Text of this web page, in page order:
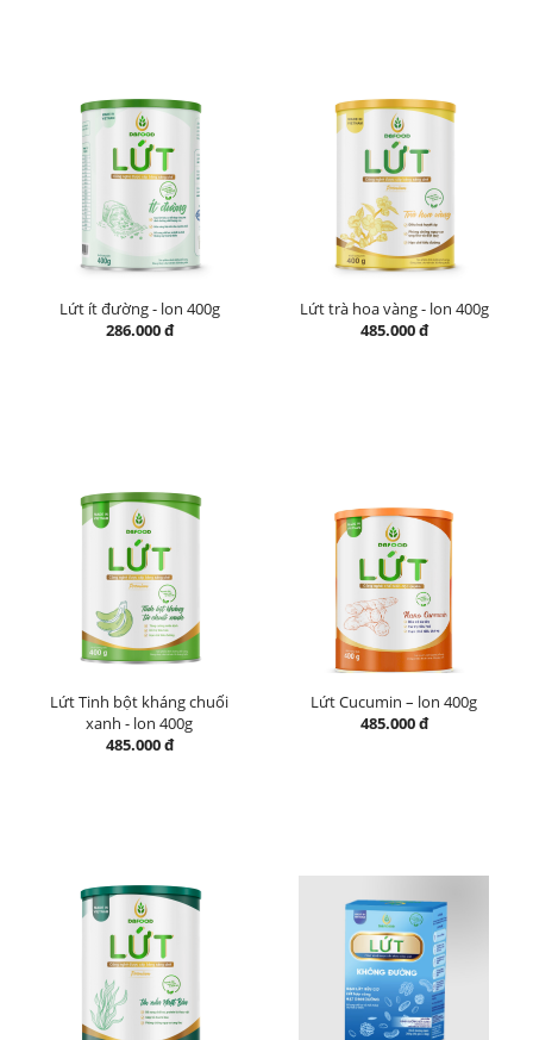
Lứt ít đường - lon 400g
286.000 đ
Lứt trà hoa vàng - lon 400g
485.000 đ
Lứt Tinh bột kháng chuối
xanh - lon 400g
485.000 đ
Lứt Cucumin – lon 400g
485.000 đ